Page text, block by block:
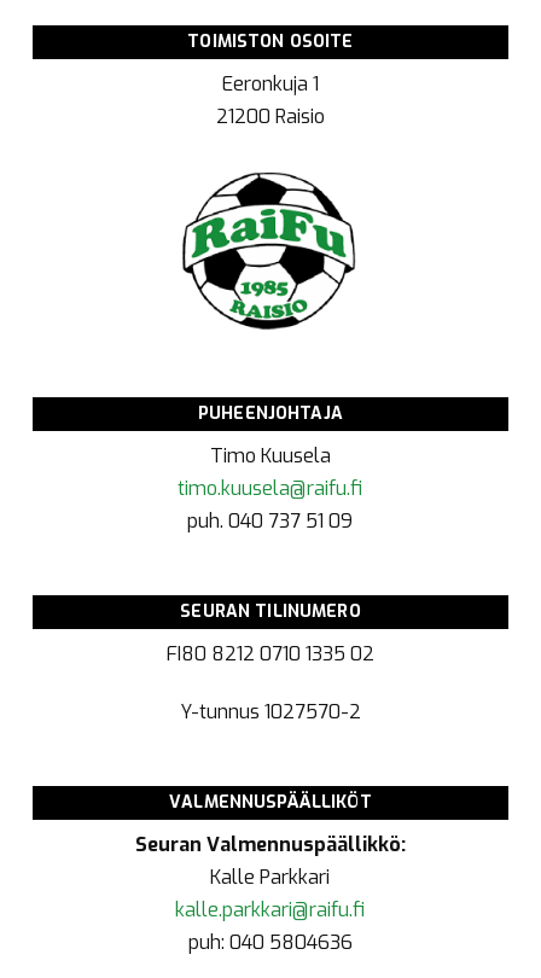
TOIMISTON OSOITE
Eeronkuja 1
21200 Raisio
PUHEENJOHTAJA
Timo Kuusela
timo.kuusela@raifu.fi
puh. 040 737 51 09
SEURAN TILINUMERO
FI80 8212 0710 1335 02
Y-tunnus 1027570-2
VALMENNUSPÄÄLLIKÖT
Seuran Valmennuspäällikkö:
Kalle Parkkari
kalle.parkkari@raifu.fi
puh: 040 5804636